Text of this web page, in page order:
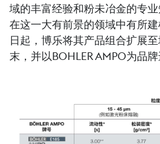
域的丰富经验和粉未冶金的专
在这一大有前景的领域中有所
日起，博乐将其产品组合扩展
末，并以BOHLER AMPO为品牌